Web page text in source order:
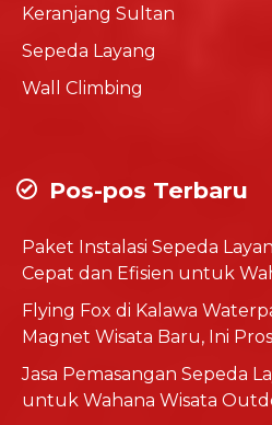
Keranjang Sultan
Sepeda Layang
Wall Climbing
Pos-pos Terbaru
Paket Instalasi Sepeda
Cepat dan Efisien untuk
Flying Fox di Kalawa
Magnet Wisata Baru, Ini
Jasa Pemasangan Sepeda
untuk Wahana Wisata